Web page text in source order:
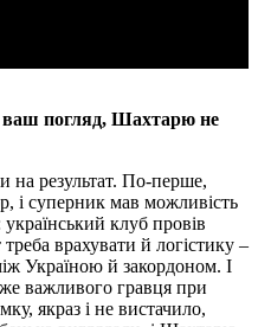
ваш погляд, Шахтарю не
на результат. По-перше,
і суперник мав можливість
клуб провів
врахувати й логістику –
Україною й закордоном. І
важливого гравця при
якраз і не вистачило,